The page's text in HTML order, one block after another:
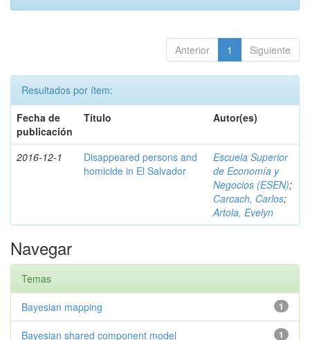
Anterior 1 Siguiente
Resultados por ítem:
Fecha de
publicación
Título Autor(es)
2016-12-1
Disappeared persons and
homicide in El Salvador
Escuela Superior
de Economía y
Negocios (ESEN);
Carcach, Carlos;
Artola, Evelyn
Navegar
Temas
1
Bayesian mapping
1
Bayesian shared component model